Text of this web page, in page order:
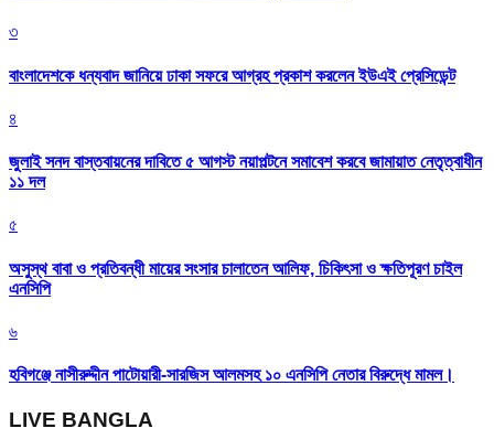
৩
বাংলাদেশকে ধন্যবাদ জানিয়ে ঢাকা সফরে আগ্রহ প্রকাশ করলেন ইউএই প্রেসিডেন্ট
৪
জুলাই সনদ বাস্তবায়নের দাবিতে ৫ আগস্ট নয়াপল্টনে সমাবেশ করবে জামায়াত নেতৃত্বাধীন
১১ দল
৫
অসুস্থ বাবা ও প্রতিবন্ধী মায়ের সংসার চালাতেন আলিফ, চিকিৎসা ও ক্ষতিপূরণ চাইল
এনসিপি
৬
হবিগঞ্জে নাসীরুদ্দীন পাটোয়ারী-সারজিস আলমসহ ১০ এনসিপি নেতার বিরুদ্ধে মামল।
LIVE BANGLA